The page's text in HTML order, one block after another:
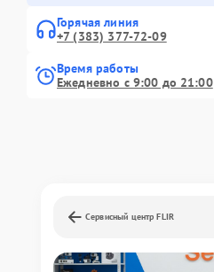
Горячая линия
+7 (383) 377-72-09
Время работы
Ежедневно с 9:00 до 21:00
Сервисный центр FLIR